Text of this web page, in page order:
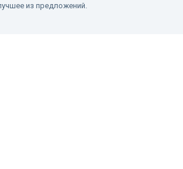
из предложений.